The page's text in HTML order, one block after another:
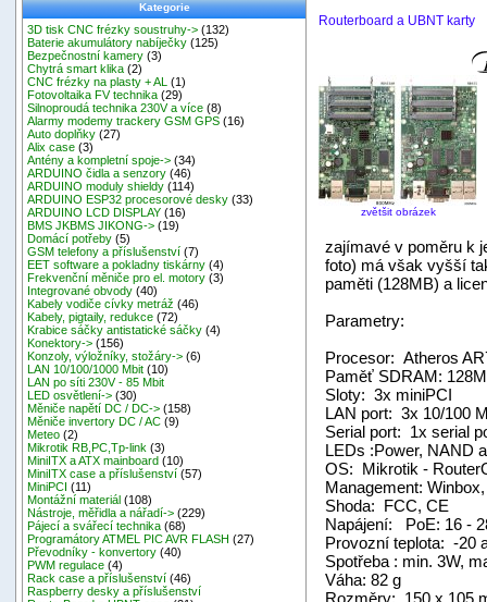
Kategorie
3D tisk CNC frézky soustruhy-> (132)
Baterie akumulátory nabíječky (125)
Bezpečnostní kamery (3)
Chytrá smart klika (2)
CNC frézky na plasty + AL
(1)
Fotovoltaika FV technika (29)
Silnoproudá technika 230V a více (8)
Alarmy modemy trackery GSM GPS (16)
Auto doplňky (27)
Alix case (3)
Antény a kompletní spoje-> (34)
ARDUINO čidla a senzory (46)
ARDUINO moduly shieldy (114)
ARDUINO ESP32 procesorové desky (33)
ARDUINO LCD DISPLAY (16)
BMS JKBMS JIKONG-> (19)
Domácí potřeby (5)
GSM telefony a příslušenství (7)
EET software a pokladny tiskárny (4)
Frekvenční měniče pro el. motory (3)
Integrované obvody (40)
Kabely vodiče cívky metráž (46)
Kabely, pigtaily, redukce (72)
Krabice sáčky antistatické sáčky (4)
Konektory-> (156)
Konzoly, výložníky, stožáry-> (6)
LAN 10/100/1000 Mbit (10)
LAN po síti 230V - 85 Mbit
LED osvětlení-> (30)
Měniče napětí DC / DC-> (158)
Měniče invertory DC / AC (9)
Meteo (2)
Mikrotik RB,PC,Tp-link (3)
MiniITX a ATX mainboard (10)
MiniITX case a příslušenství (57)
MiniPCI (11)
Montážní materiál (108)
Nástroje, měřidla a nářadí-> (229)
Pájecí a svářecí technika (68)
Programátory ATMEL PIC AVR FLASH (27)
Převodníky - konvertory (40)
PWM regulace (4)
Rack case a příslušenství (46)
Raspberry desky a příslušenství
Routerboard a UBNT karty
zvětšit obrázek
zajímavé v poměru k
foto) má však vyšší
paměti (128MB) a
Parametry:
Procesor: Atheros
Paměť SDRAM:
Sloty: 3x miniPCI
LAN port: 3x 10/100
Serial port: 1x serial
LEDs :Power, NAND
OS: Mikrotik -
Management:
Shoda: FCC, CE
Napájení: PoE: 16 -
Provozní teplota: -20
Spotřeba : min. 3W,
Váha: 82 g
Rozměry: 150 x 105